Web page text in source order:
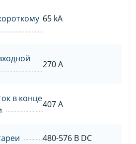
65 kA
270 A
в конце
407 A
480-576 В DC